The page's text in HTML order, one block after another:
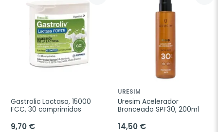
Gastrolic Lactasa, 15000
FCC, 30 comprimidos
9,70 €
URESIM
Uresim Acelerador
Bronceado SPF30, 200ml
14,50 €